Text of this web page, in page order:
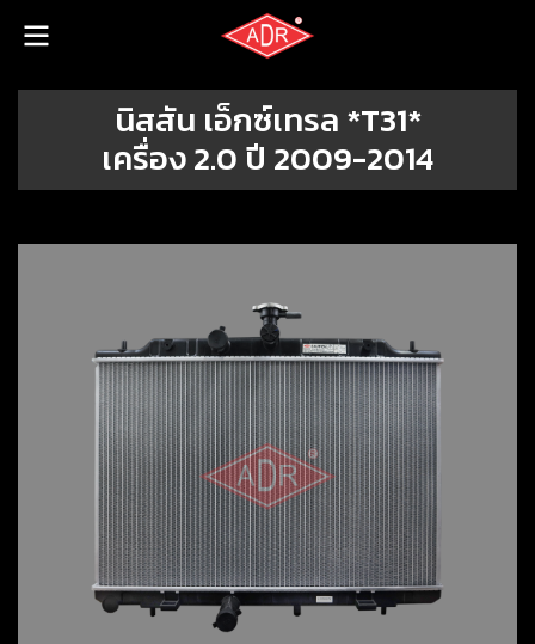
นิสสัน เอ็กซ์เทรล *T31*
เครื่อง 2.0 ปี 2009-2014